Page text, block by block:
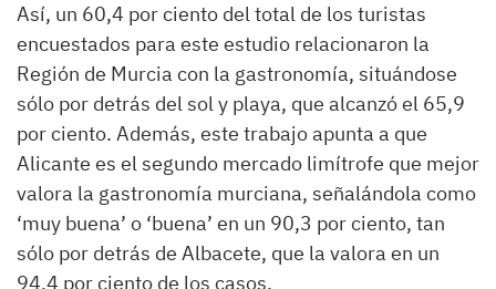
Así, un 60,4 por ciento del total de los turistas
encuestados para este estudio relacionaron la
Región de Murcia con la gastronomía, situándose
sólo por detrás del sol y playa, que alcanzó el 65,9
por ciento. Además, este trabajo apunta a que
Alicante es el segundo mercado limítrofe que mejor
valora la gastronomía murciana, señalándola como
‘muy buena’ o ‘buena’ en un 90,3 por ciento, tan
sólo por detrás de Albacete, que la valora en un
94,4 por ciento de los casos.